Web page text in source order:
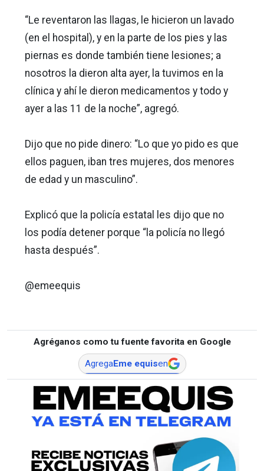
“Le reventaron las llagas, le hicieron un lavado
(en el hospital), y en la parte de los pies y las
piernas es donde también tiene lesiones; a
nosotros la dieron alta ayer, la tuvimos en la
clínica y ahí le dieron medicamentos y todo y
ayer a las 11 de la noche”, agregó.
Dijo que no pide dinero: “Lo que yo pido es que
ellos paguen, iban tres mujeres, dos menores
de edad y un masculino”.
Explicó que la policía estatal les dijo que no
los podía detener porque “la policía no llegó
hasta después”.
@emeequis
Agréganos como tu fuente favorita en Google
AgregaEme equisen